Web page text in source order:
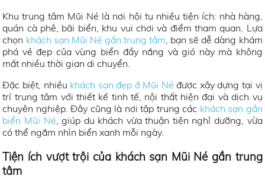
Khu trung tâm Mũi Né là nơi hội tụ nhiều tiện ích: nhà hàng,
quán cà phê, bãi biển, khu vui chơi và điểm tham quan. Lựa
chọn khách sạn Mũi Né gần trung tâm, bạn sẽ dễ dàng khám
phá vẻ đẹp của vùng biển đầy nắng và gió này mà không
mất nhiều thời gian di chuyển.
Đặc biệt, nhiều khách sạn đẹp ở Mũi Né được xây dựng tại vị
trí trung tâm với thiết kế tinh tế, nội thất hiện đại và dịch vụ
chuyên nghiệp. Đây cũng là nơi tập trung các khách sạn gần
biển Mũi Né, giúp du khách vừa thuận tiện nghỉ dưỡng, vừa
có thể ngắm nhìn biển xanh mỗi ngày.
Tiện ích vượt trội của khách sạn Mũi Né gần trung
tâm